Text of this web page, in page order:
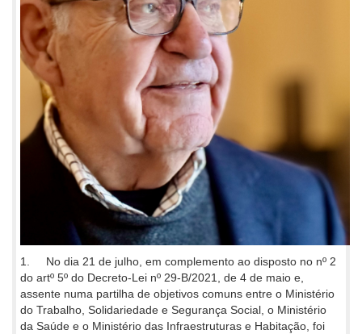
1. No dia 21 de julho, em complemento ao disposto no nº 2
do artº 5º do Decreto-Lei nº 29-B/2021, de 4 de maio e,
assente numa partilha de objetivos comuns entre o Ministério
do Trabalho, Solidariedade e Segurança Social, o Ministério
da Saúde e o Ministério das Infraestruturas e Habitação, foi